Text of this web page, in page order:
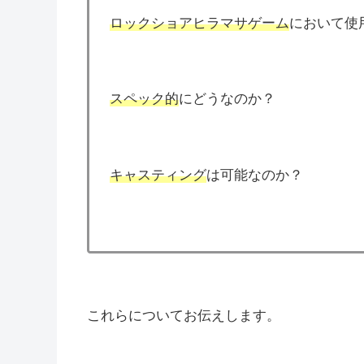
ロックショアヒラマサゲームにおいて使
スペック的にどうなのか？
キャスティングは可能なのか？
これらについてお伝えします。